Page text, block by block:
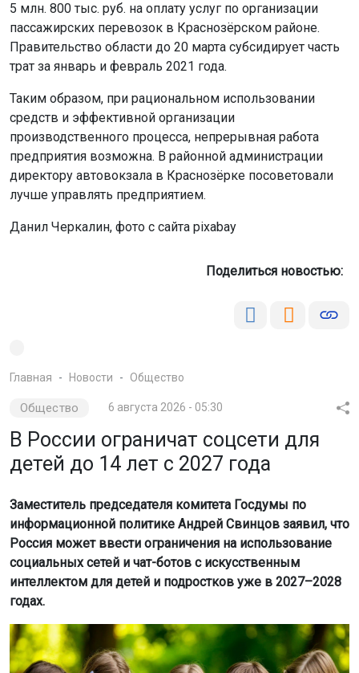
5 млн. 800 тыс. руб. на оплату услуг по организации
пассажирских перевозок в Краснозёрском районе.
Правительство области до 20 марта субсидирует часть
трат за январь и февраль 2021 года.
Таким образом, при рациональном использовании
средств и эффективной организации
производственного процесса, непрерывная работа
предприятия возможна. В районной администрации
директору автовокзала в Краснозёрке посоветовали
лучше управлять предприятием.
Данил Черкалин, фото с сайта pixabay
Поделиться новостью:
Главная Новости Общество
Общество 6 августа 2026 - 05:30
В России ограничат соцсети для
детей до 14 лет с 2027 года
Заместитель председателя комитета Госдумы по
информационной политике Андрей Свинцов заявил, что
Россия может ввести ограничения на использование
социальных сетей и чат-ботов с искусственным
интеллектом для детей и подростков уже в 2027–2028
годах.